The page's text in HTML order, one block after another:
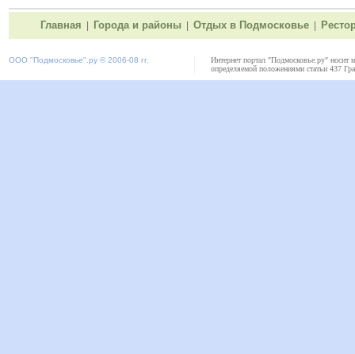
Главная Города и районы Отдых в Подмосковье
ООО "Подмосковье" .ру © 2006-08 гг.
Интернет портал "Подмосковье.ру" носит
определяемой положениями статьи 437